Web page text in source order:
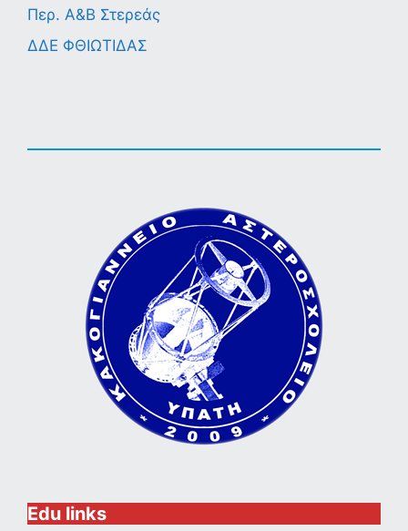
Περ. A&B Στερεάς
ΔΔΕ ΦΘΙΩΤΙΔΑΣ
Edu links